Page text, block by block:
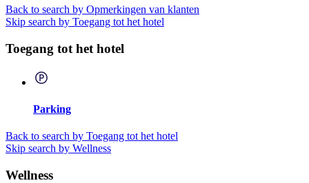
Back to search by Opmerkingen van klanten
Skip search by Toegang tot het hotel
Toegang tot het hotel
Parking
Back to search by Toegang tot het hotel
Skip search by Wellness
Wellness